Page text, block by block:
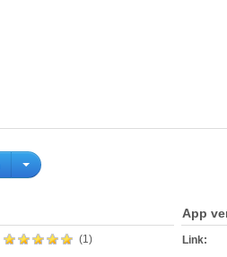
(1)
App
Link: